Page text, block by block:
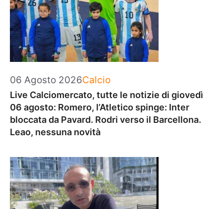
06 Agosto 2026Categorie
Calcio
Live Calciomercato, tutte le notizie di giovedì
06 agosto: Romero, l’Atletico spinge: Inter
bloccata da Pavard. Rodri verso il Barcellona.
Leao, nessuna novità